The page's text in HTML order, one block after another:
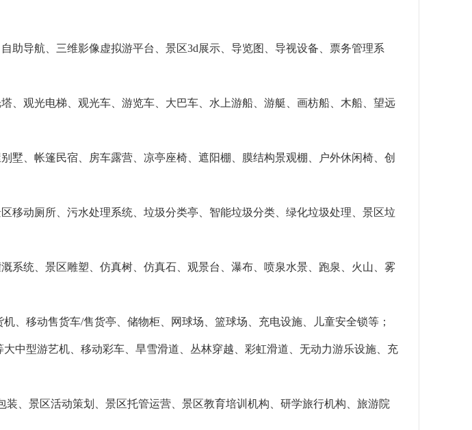
助导航、三维影像虚拟游平台、景区3d展示、导览图、导视设备、票务管理系
、观光电梯、观光车、游览车、大巴车、水上游船、游艇、画枋船、木船、望远
墅、帐篷民宿、房车露营、凉亭座椅、遮阳棚、膜结构景观棚、户外休闲椅、创
移动厕所、污水处理系统、垃圾分类亭、智能垃圾分类、绿化垃圾处理、景区垃
系统、景区雕塑、仿真树、仿真石、观景台、瀑布、喷泉水景、跑泉、火山、雾
、移动售货车/售货亭、储物柜、网球场、篮球场、充电设施、儿童安全锁等；
中型游艺机、移动彩车、旱雪滑道、丛林穿越、彩虹滑道、无动力游乐设施、充
装、景区活动策划、景区托管运营、景区教育培训机构、研学旅行机构、旅游院